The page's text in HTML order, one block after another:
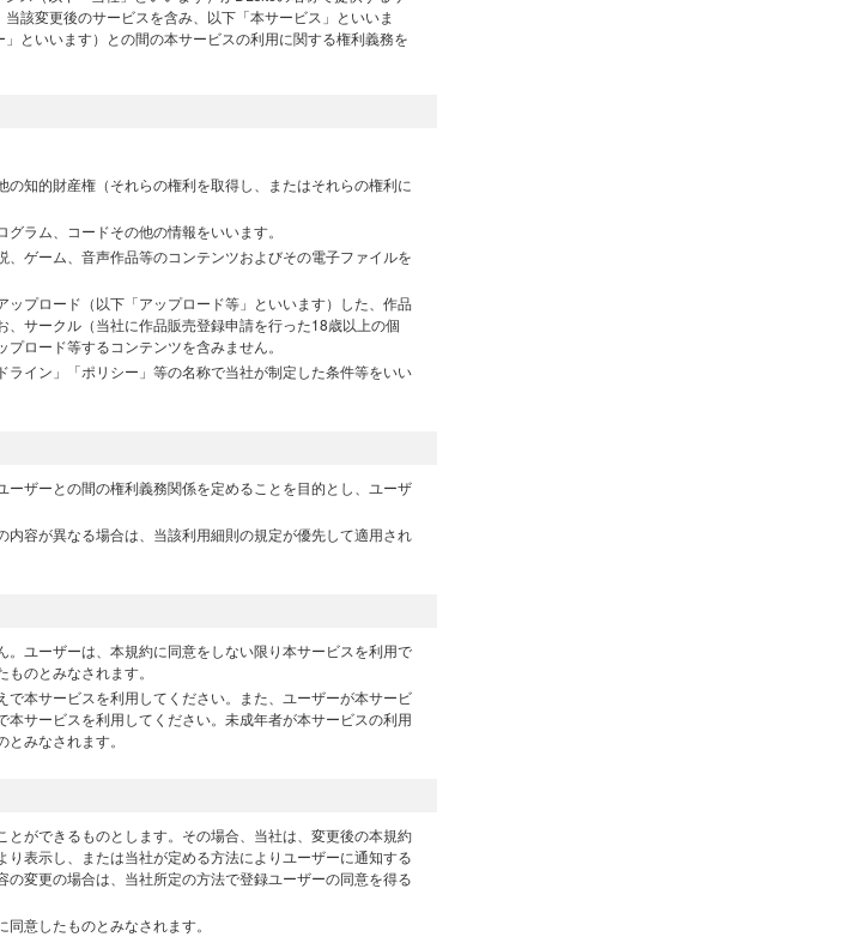
該変更後のサービスを含み、以下「本サービス」といいま
といいます）との間の本サービスの利用に関する権利義務を
知的財産権（それらの権利を取得し、またはそれらの権利に
ラム、コードその他の情報をいいます。
ゲーム、音声作品等のコンテンツおよびその電子ファイルを
プロード（以下「アップロード等」といいます）した、作品
サークル（当社に作品販売登録申請を行った18歳以上の個
ロード等するコンテンツを含みません。
ライン」「ポリシー」等の名称で当社が制定した条件等をいい
ザーとの間の権利義務関係を定めることを目的とし、ユーザ
容が異なる場合は、当該利用細則の規定が優先して適用され
ユーザーは、本規約に同意をしない限り本サービスを利用で
のとみなされます。
本サービスを利用してください。また、ユーザーが本サービ
サービスを利用してください。未成年者が本サービスの利用
みなされます。
ができるものとします。その場合、当社は、変更後の本規約
表示し、または当社が定める方法によりユーザーに通知する
変更の場合は、当社所定の方法で登録ユーザーの同意を得る
意したものとみなされます。